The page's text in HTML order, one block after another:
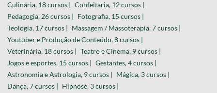
Culinária, 18 cursos | Confeitaria, 12 cursos |
Pedagogia, 26 cursos | Fotografia, 15 cursos |
Teologia, 17 cursos | Massagem / Massoterapia, 7 cursos |
Youtuber e Produção de Conteúdo, 8 cursos |
Veterinária, 18 cursos | Teatro e Cinema, 9 cursos |
Jogos e esportes, 15 cursos | Gestantes, 4 cursos |
Astronomia e Astrologia, 9 cursos | Mágica, 3 cursos |
Dança, 7 cursos | Hipnose, 3 cursos |